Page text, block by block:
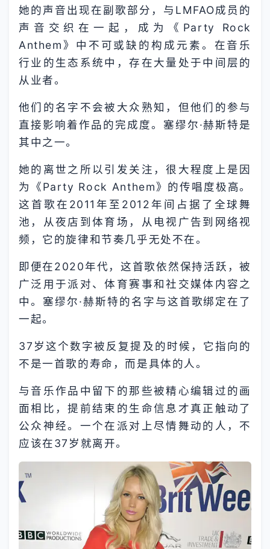
她的声音出现在副歌部分，与LMFAO成员的
声音交织在一起，成为《Party Rock
Anthem》中不可或缺的构成元素。在音乐
行业的生态系统中，存在大量处于中间层的
从业者。
他们的名字不会被大众熟知，但他们的参与
直接影响着作品的完成度。塞缪尔·赫斯特是
其中之一。
她的离世之所以引发关注，很大程度上是因
为《Party Rock Anthem》的传唱度极高。
这首歌在2011年至2012年间占据了全球舞
池，从夜店到体育场，从电视广告到网络视
频，它的旋律和节奏几乎无处不在。
即便在2020年代，这首歌依然保持活跃，被
广泛用于派对、体育赛事和社交媒体内容之
中。塞缪尔·赫斯特的名字与这首歌绑定在了
一起。
37岁这个数字被反复提及的时候，它指向的
不是一首歌的寿命，而是具体的人。
与音乐作品中留下的那些被精心编辑过的画
面相比，提前结束的生命信息才真正触动了
公众神经。一个在派对上尽情舞动的人，不
应该在37岁就离开。